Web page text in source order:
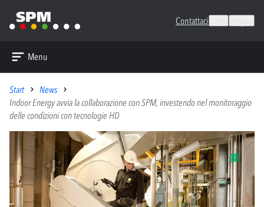
Contattaci
Menu
Start
News
Indoor Energy avvia la collaborazione con SPM, investendo nel monitoraggio
delle condizioni con tecnologie HD